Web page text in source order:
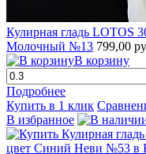
Кулирная гладь LOTOS
Молочный №13 799,00
В корзину
Подробнее
Купить в 1 клик
В избранное